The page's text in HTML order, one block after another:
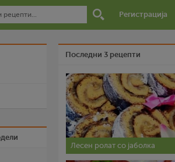
Регистрација
Последни 3 рецепти
Лесен ролат со јаболка